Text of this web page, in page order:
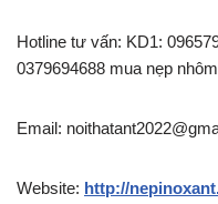
Hotline tư vấn: KD1:
0379694688 mua nẹp
Email:
Website: http://